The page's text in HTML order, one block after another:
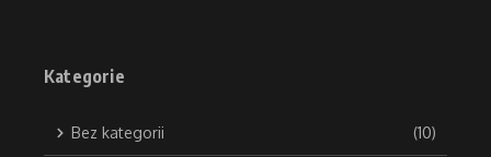
Kategorie
Bez kategorii (10)